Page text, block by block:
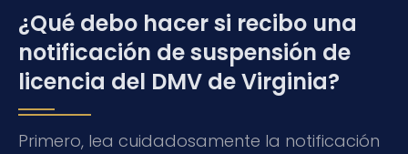
¿Qué debo hacer si recibo una
notificación de suspensión de
licencia del DMV de Virginia?
Primero, lea cuidadosamente la notificación